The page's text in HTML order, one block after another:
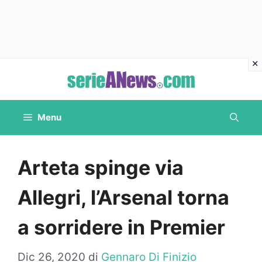
contenuto
Menu
Arteta spinge via
Allegri, l’Arsenal torna
a sorridere in Premier
Dic 26, 2020 di Gennaro Di Finizio